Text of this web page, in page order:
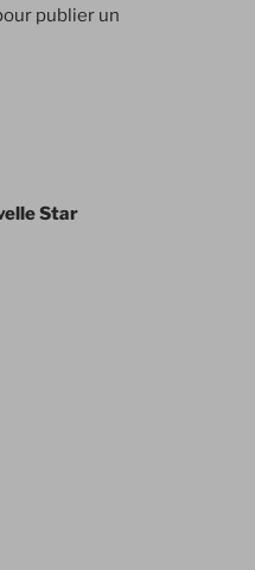
publier un
Star